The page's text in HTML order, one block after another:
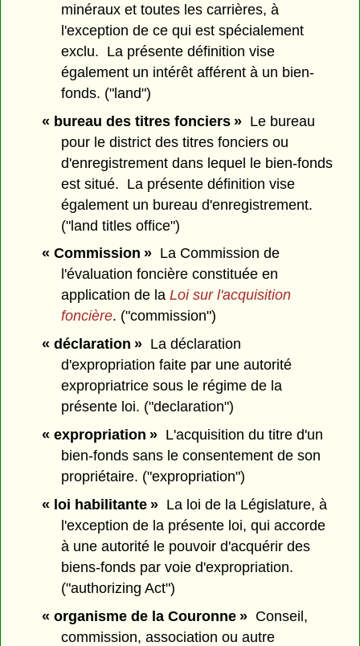
minéraux et toutes les carrières, à
l'exception de ce qui est spécialement
exclu. La présente définition vise
également un intérêt afférent à un bien-
fonds. ("land")
« bureau des titres fonciers »Le bureau
pour le district des titres fonciers ou
d'enregistrement dans lequel le bien-fonds
est situé. La présente définition vise
également un bureau d'enregistrement.
("land titles office")
« Commission »La Commission de
l'évaluation foncière constituée en
application de laLoi sur l'acquisition
foncière. ("commission")
« déclaration »La déclaration
d'expropriation faite par une autorité
expropriatrice sous le régime de la
présente loi. ("declaration")
« expropriation »L'acquisition du titre d'un
bien-fonds sans le consentement de son
propriétaire. ("expropriation")
« loi habilitante »La loi de la Législature, à
l'exception de la présente loi, qui accorde
à une autorité le pouvoir d'acquérir des
biens-fonds par voie d'expropriation.
("authorizing Act")
« organisme de la Couronne »Conseil,
commission, association ou autre